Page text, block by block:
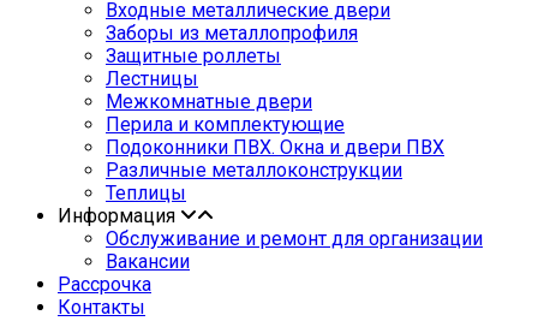
Входные металлические двери
Заборы из металлопрофиля
Защитные роллеты
Лестницы
Межкомнатные двери
Перила и комплектующие
Подоконники ПВХ. Окна и двери ПВХ
Различные металлоконструкции
Теплицы
Информация
Обслуживание и ремонт для организации
Вакансии
Рассрочка
Контакты